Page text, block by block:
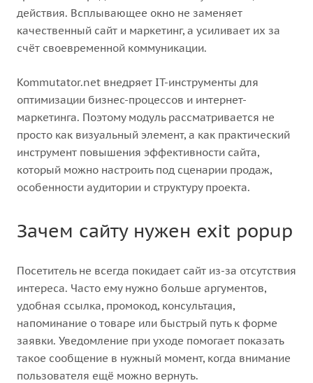
действия. Всплывающее окно не заменяет
качественный сайт и маркетинг, а усиливает их за
счёт своевременной коммуникации.
Kommutator.net внедряет IT-инструменты для
оптимизации бизнес-процессов и интернет-
маркетинга. Поэтому модуль рассматривается не
просто как визуальный элемент, а как практический
инструмент повышения эффективности сайта,
который можно настроить под сценарии продаж,
особенности аудитории и структуру проекта.
Зачем сайту нужен exit popup
Посетитель не всегда покидает сайт из-за отсутствия
интереса. Часто ему нужно больше аргументов,
удобная ссылка, промокод, консультация,
напоминание о товаре или быстрый путь к форме
заявки. Уведомление при уходе помогает показать
такое сообщение в нужный момент, когда внимание
пользователя ещё можно вернуть.